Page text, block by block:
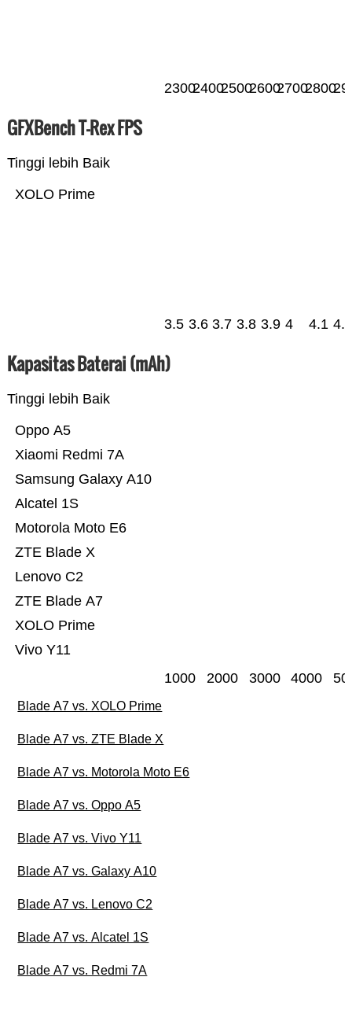
230024002500260027002800
GFXBench T-Rex FPS
Tinggi lebih Baik
XOLO Prime
3.5 3.6 3.7 3.8 3.9 4 4.1 4.2
Kapasitas Baterai (mAh)
Tinggi lebih Baik
Vivo Y11
XOLO Prime
ZTE Blade A7
Lenovo C2
ZTE Blade X
Motorola Moto E6
Alcatel 1S
Samsung Galaxy A10
Xiaomi Redmi 7A
Oppo A5
1000 2000 3000 4000
Blade A7 vs. XOLO Prime
Blade A7 vs. ZTE Blade X
Blade A7 vs. Motorola Moto E6
Blade A7 vs. Oppo A5
Blade A7 vs. Vivo Y11
Blade A7 vs. Galaxy A10
Blade A7 vs. Lenovo C2
Blade A7 vs. Alcatel 1S
Blade A7 vs. Redmi 7A